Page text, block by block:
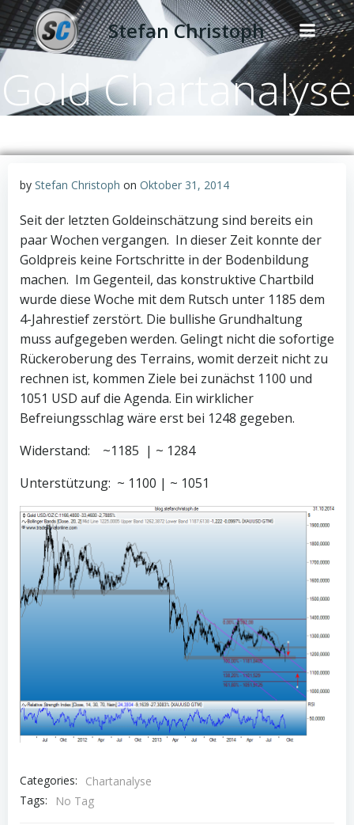
Zum
Inhalt
springen
Stefan Christoph
Gold Chartanalyse
by Stefan Christoph on Oktober 31, 2014
Seit der letzten Goldeinschätzung sind bereits ein
paar Wochen vergangen. In dieser Zeit konnte der
Goldpreis keine Fortschritte in der Bodenbildung
machen. Im Gegenteil, das konstruktive Chartbild
wurde diese Woche mit dem Rutsch unter 1185 dem
4-Jahrestief zerstört. Die bullishe Grundhaltung
muss aufgegeben werden. Gelingt nicht die sofortige
Rückeroberung des Terrains, womit derzeit nicht zu
rechnen ist, kommen Ziele bei zunächst 1100 und
1051 USD auf die Agenda. Ein wirklicher
Befreiungsschlag wäre erst bei 1248 gegeben.
Widerstand: ~1185 | ~ 1284
Unterstützung: ~ 1100 | ~ 1051
Categories:
Chartanalyse
Tags:
No Tag